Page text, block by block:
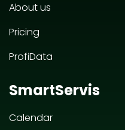
About us
Pricing
ProfiData
SmartServis
Calendar